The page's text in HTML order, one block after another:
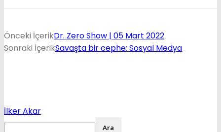
Önceki İçerikDr. Zero Show | 05 Mart 2022
Sonraki İçerikSavaşta bir cephe: Sosyal Medya
İlker Akar